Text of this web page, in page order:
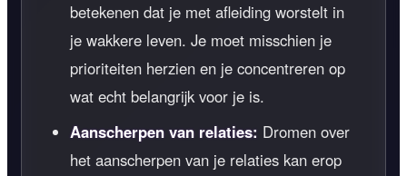
betekenen dat je met afleiding worstelt in
je wakkere leven. Je moet misschien je
prioriteiten herzien en je concentreren op
wat echt belangrijk voor je is.
Aanscherpen van relaties: Dromen over
het aanscherpen van je relaties kan erop